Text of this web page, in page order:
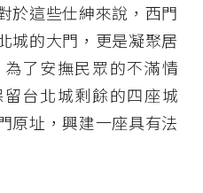
於這些仕紳來說，西門
城的大門，更是凝聚居
了安撫民眾的不滿情
台北城剩餘的四座城
原址，興建一座具有法